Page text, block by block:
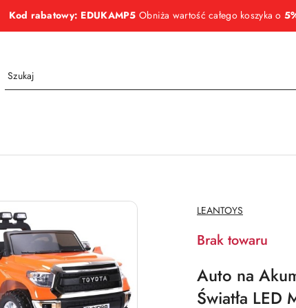
Kod rabatowy: EDUKAMP5 Obniża wartość całego koszyka o
NAZWA
PRODUCENTA:
LEANTOYS
Brak towaru
Auto na
Światła LED